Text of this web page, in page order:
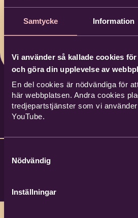
Samtycke Information
Vi använder så kallade cookies
och göra din upplevelse av
En del cookies är nödvändiga för
här webbplatsen. Andra cookies
tredjepartstjänster som vi
YouTube.
Nödvändig
Inställningar
linnea.jans